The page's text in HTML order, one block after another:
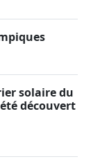
solaire du
découvert